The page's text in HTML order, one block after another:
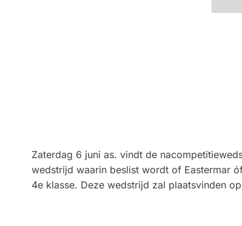
Zaterdag 6 juni as. vindt de
wedstrijd waarin beslist wordt of Eastermar
4e klasse. Deze wedstrijd zal plaatsvinden